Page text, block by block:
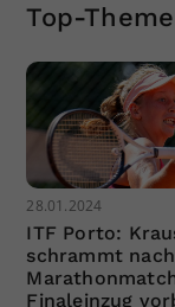
Top-
28.01.2024
ITF Porto:
schrammt nach
Finaleinzug